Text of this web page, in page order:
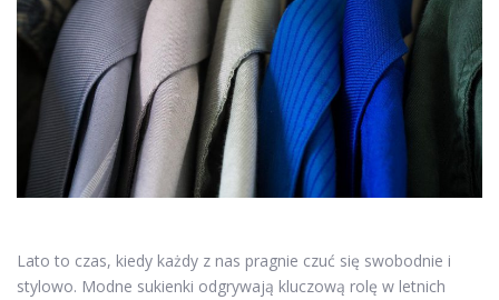
Lato to czas, kiedy każdy z nas pragnie czuć się swobodnie i
stylowo. Modne sukienki odgrywają kluczową rolę w letnich